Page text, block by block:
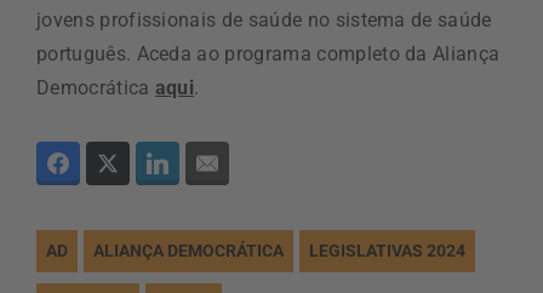
jovens profissionais de saúde no sistema de saúde
português. Aceda ao programa completo da Aliança
Democrática aqui.
AD ALIANÇA DEMOCRÁTICA LEGISLATIVAS 2024